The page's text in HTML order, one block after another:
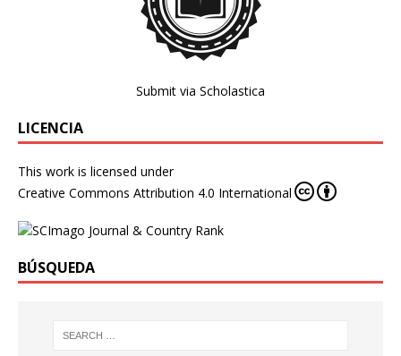
Submit via Scholastica
LICENCIA
This work is licensed under
Creative Commons Attribution 4.0 International
BÚSQUEDA